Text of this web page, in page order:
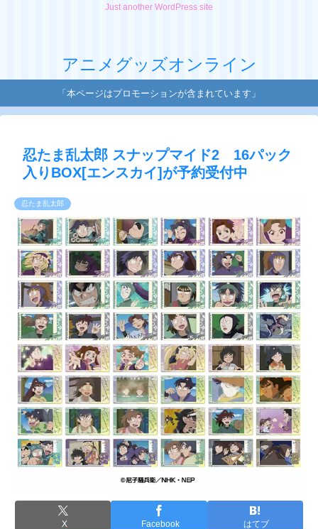
Just another WordPress site
アニメグッズオンライン
「本ページはプロモーションが含まれています」
忍たま乱太郎 スナップマイド2 16パック
入りBOX[エンスカイ]が予約受付中
忍たま乱太郎
X Facebook はてブ